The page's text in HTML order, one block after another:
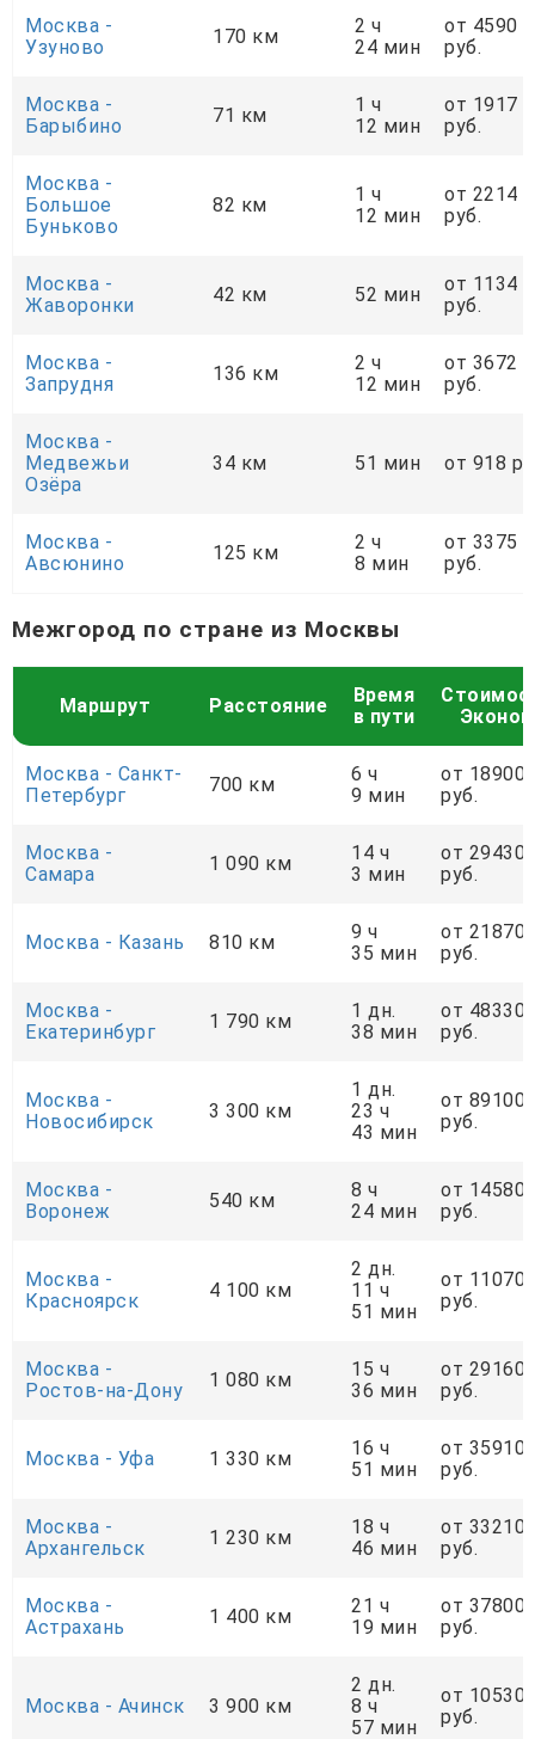
Москва -
Узуново
170 км
2 ч
24 мин
от 4590
руб.
Москва -
Барыбино
71 км
1 ч
12 мин
от 1917
руб.
Москва -
Большое
Буньково
82 км
1 ч
12 мин
от 2214
руб.
Москва -
Жаворонки
42 км 52 мин
от 1134
руб.
Москва -
Запрудня
136 км
2 ч
12 мин
от 3672
руб.
Москва -
Медвежьи
Озёра
34 км 51 мин от 918
Москва -
Авсюнино
125 км
2 ч
8 мин
от 3375
руб.
Межгород по стране из Москвы
Маршрут Расстояние
Время
в пути
Эконом
Москва - Санкт-
Петербург
700 км
6 ч
9 мин
от 18900
руб.
Москва -
Самара
1 090 км
14 ч
3 мин
от 29430
руб.
Москва - Казань 810 км
9 ч
35 мин
от 21870
руб.
Москва -
Екатеринбург
1 790 км
1 дн.
38 мин
от 48330
руб.
Москва -
Новосибирск
3 300 км
1 дн.
23 ч
43 мин
от 89100
руб.
Москва -
Воронеж
540 км
8 ч
24 мин
от 14580
руб.
Москва -
Красноярск
4 100 км
2 дн.
11 ч
51 мин
от
руб.
Москва -
Ростов-на-Дону
1 080 км
15 ч
36 мин
от 29160
руб.
Москва - Уфа 1 330 км
16 ч
51 мин
от 35910
руб.
Москва -
Архангельск
1 230 км
18 ч
46 мин
от 33210
руб.
Москва -
Астрахань
1 400 км
21 ч
19 мин
от 37800
руб.
Москва - Ачинск 3 900 км
2 дн.
8 ч
57 мин
от
руб.